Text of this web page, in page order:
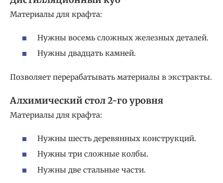
Материалы для крафта:
Нужны восемь сложных железных деталей.
Нужны двадцать камней.
Позволяет перерабатывать материалы в экстракты.
Алхимический стол 2-го уровня
Материалы для крафта:
Нужны шесть деревянных конструкций.
Нужны три сложные колбы.
Нужны две стальные части.